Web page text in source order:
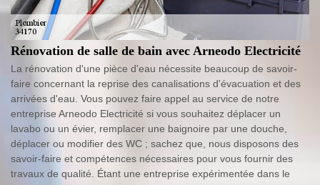
Rénovation de salle de bain avec Arneodo Electricité
La rénovation d'une pièce d'eau nécessite beaucoup de savoir-
faire concernant la reprise des canalisations d'évacuation et des
arrivées d'eau. Vous pouvez faire appel au service de notre
entreprise Arneodo Electricité si vous souhaitez déplacer un
lavabo ou un évier, remplacer une baignoire par une douche,
déplacer ou modifier des WC ; sachez que, nous disposons des
savoir-faire et compétences nécessaires pour vous fournir des
travaux de qualité. Étant une entreprise expérimentée dans le